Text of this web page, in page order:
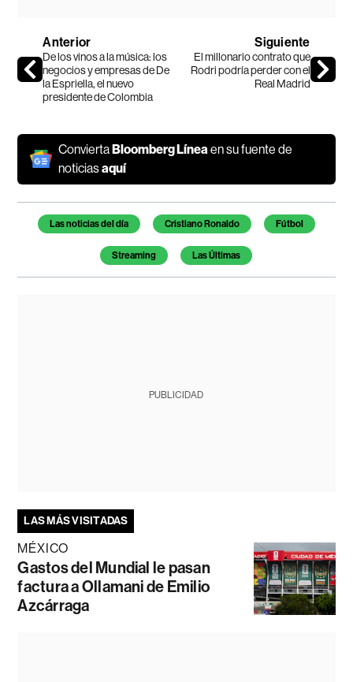
Anterior
De los vinos a la música: los
negocios y empresas de De
la Espriella, el nuevo
presidente de Colombia
Siguiente
El millonario contrato que
Rodri podría perder con el
Real Madrid
ConviertaBloomberg Línea en su fuente de
noticiasaquí
Temas de este artículo
Las noticias del día Cristiano Ronaldo Fútbol
Streaming Las Últimas
PUBLICIDAD
LAS MÁS VISITADAS
MÉXICO
Gastos del Mundial le pasan
factura a Ollamani de Emilio
Azcárraga